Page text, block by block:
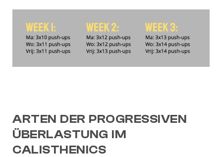
ARTEN DER PROGRESSIVEN
ÜBERLASTUNG IM
CALISTHENICS